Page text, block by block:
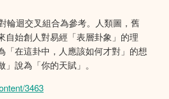
輪迴交叉組合為參考。人類圖，舊
自始創人對易經「表層卦象」的理
「在這卦中，人應該如何才對」的想
說為「你的天賦」。
3463